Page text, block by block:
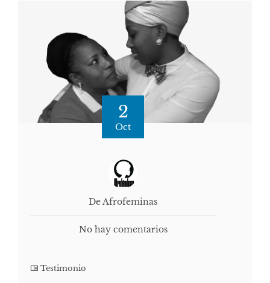
2
Oct
De Afrofeminas
No hay comentarios
Testimonio